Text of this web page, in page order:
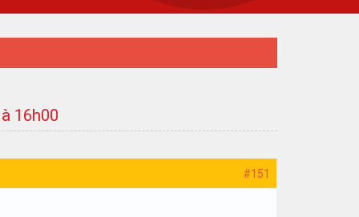
16h00
#151